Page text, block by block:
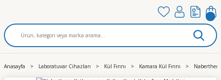
Anasayfa Laboratuvar Cihazları Kül Fırını Kamara Kül Fırını